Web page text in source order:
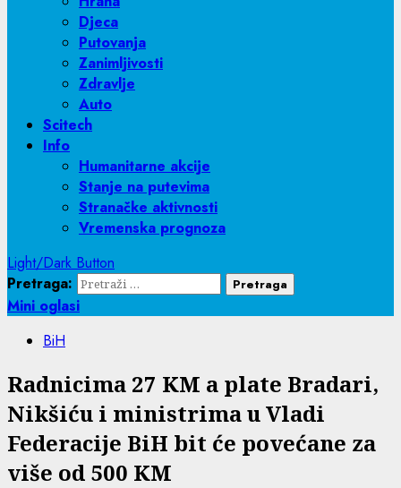
Djeca
Putovanja
Zanimljivosti
Zdravlje
Auto
Scitech
Info
Humanitarne akcije
Stanje na putevima
Stranačke aktivnosti
Vremenska prognoza
Light/Dark Button
Pretraga:
Mini oglasi
BiH
Radnicima 27 KM a plate Bradari,
Nikšiću i ministrima u Vladi
Federacije BiH bit će povećane za
više od 500 KM